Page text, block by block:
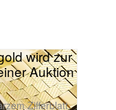
wird zur
Auktion
Zifferblatt,